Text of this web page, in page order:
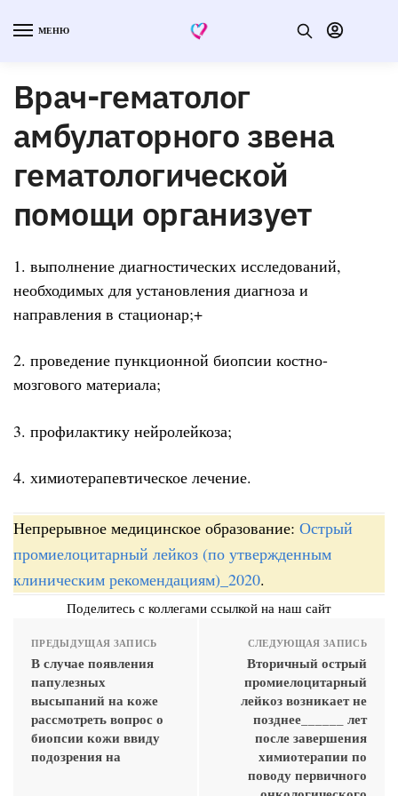
МЕНЮ
Врач-гематолог
амбулаторного звена
гематологической
помощи организует
1. выполнение диагностических исследований,
необходимых для установления диагноза и
направления в стационар;+
2. проведение пункционной биопсии костно-
мозгового материала;
3. профилактику нейролейкоза;
4. химиотерапевтическое лечение.
Непрерывное медицинское образование: Острый
промиелоцитарный лейкоз (по утвержденным
клиническим рекомендациям)_2020.
Поделитесь с коллегами ссылкой на наш сайт
ПРЕДЫДУЩАЯ ЗАПИСЬ
В случае появления
папулезных
высыпаний на коже
рассмотреть вопрос о
биопсии кожи ввиду
подозрения на
СЛЕДУЮЩАЯ ЗАПИСЬ
Вторичный острый
промиелоцитарный
лейкоз возникает не
позднее______ лет
после завершения
химиотерапии по
поводу первичного